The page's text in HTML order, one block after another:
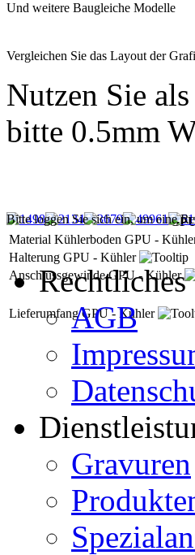
Und weitere Baugleiche Modelle
Vergleichen Sie das Layout der
Nutzen Sie
bitte 0.5mm
Material Kühlerboden GPU -
Halterung GPU - Kühler
Anschlussgewinde GPU - Kühler
Lieferumfang GPU - Kühler
Bitte loggen Sie sich ein, um eine
Rechtliches
AGB
Gravuren